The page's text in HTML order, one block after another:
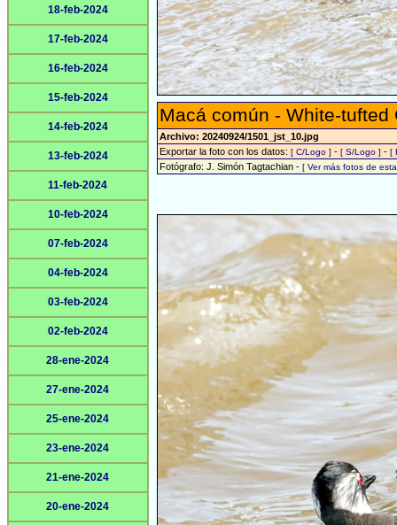
18-feb-2024
17-feb-2024
16-feb-2024
15-feb-2024
14-feb-2024
13-feb-2024
11-feb-2024
10-feb-2024
07-feb-2024
04-feb-2024
03-feb-2024
02-feb-2024
28-ene-2024
27-ene-2024
25-ene-2024
23-ene-2024
21-ene-2024
20-ene-2024
Macá común - White-
Archivo: 20240924/1501_jst_10.jpg
Exportar la foto con los datos: [ C/Logo ] - [ S/Logo ] - [
Fotógrafo: J. Simón Tagtachian - [ Ver más fotos de